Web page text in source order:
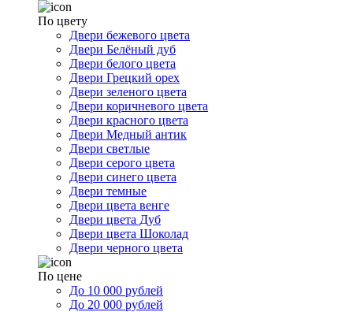
По цвету
Двери бежевого цвета
Двери Белёный дуб
Двери белого цвета
Двери Грецкий орех
Двери зеленого цвета
Двери коричневого цвета
Двери красного цвета
Двери Медный антик
Двери светлые
Двери серого цвета
Двери синего цвета
Двери темные
Двери цвета венге
Двери цвета Дуб
Двери цвета Шоколад
Двери черного цвета
По цене
До 10 000 рублей
До 20 000 рублей